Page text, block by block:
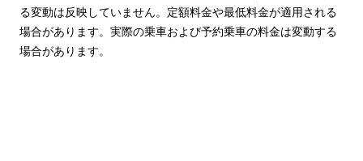
る変動は反映していません。定額料金や最低料金が適用される
場合があります。実際の乗車および予約乗車の料金は変動する
場合があります。